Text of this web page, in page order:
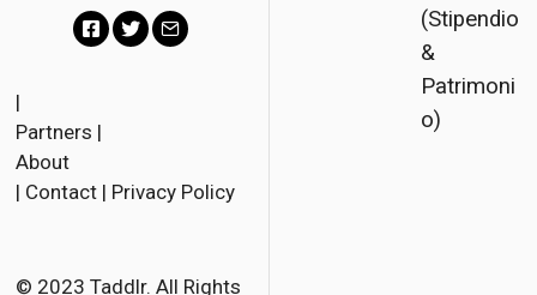
c
o
r
l
|
Partners |
About
| Contact | Privacy Policy
© 2023 Taddlr. All Rights
(Stipendio
&
Patrimoni
o)